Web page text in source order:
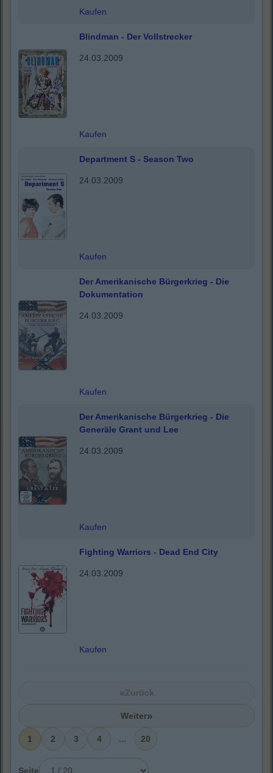
Kaufen
Blindman - Der Vollstrecker
24.03.2009
Kaufen
Department S - Season Two
24.03.2009
Kaufen
Der Amerikanische Bürgerkrieg - Die
Dokumentation
24.03.2009
Kaufen
Der Amerikanische Bürgerkrieg - Die
Generäle Grant und Lee
24.03.2009
Kaufen
Fighting Warriors - Dead End City
24.03.2009
Kaufen
«Zurück
1 2 3 4 ... 20
Weiter»
Seite